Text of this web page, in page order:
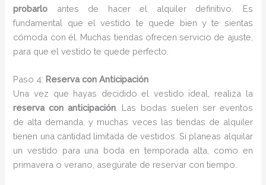
probarlo antes de hacer el alquiler definitivo. Es
fundamental que el vestido te quede bien y te sientas
cómoda con él. Muchas tiendas ofrecen servicio de ajuste,
para que el vestido te quede perfecto.
Paso 4: Reserva con Anticipación
Una vez que hayas decidido el vestido ideal, realiza la
reserva con anticipación . Las bodas suelen ser eventos
de alta demanda, y muchas veces las tiendas de alquiler
tienen una cantidad limitada de vestidos. Si planeas alquilar
un vestido para una boda en temporada alta, como en
primavera o verano, asegúrate de reservar con tiempo.